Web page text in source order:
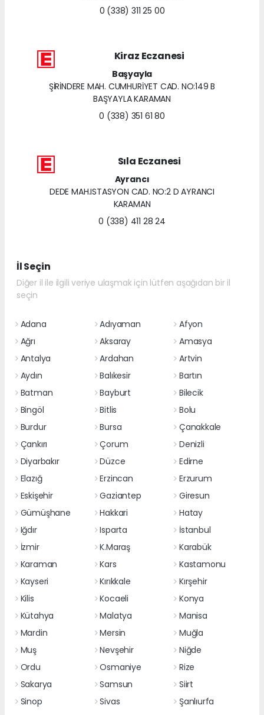
0 (338) 311 25 00
Kiraz Eczanesi
Başyayla
ŞİRİNDERE MAH. CUMHURİYET CAD. NO:149 B
BAŞYAYLA KARAMAN
0 (338) 351 61 80
Sıla Eczanesi
Ayrancı
DEDE MAH.ISTASYON CAD. NO:2 D AYRANCI
KARAMAN
0 (338) 411 28 24
İl Seçin
Diğer il ile ilgili veriye ulaşmak için lütfen aşağıdan bir il
seçin
Adana Adıyaman
Afyon
Ağrı
Aksaray
Amasya
Antalya
Ardahan
Artvin
Aydın
Balıkesir
Bartın
Batman
Bayburt
Bilecik
Bingöl
Bitlis
Bolu
Burdur
Bursa
Çanakkale
Çankırı
Çorum
Denizli
Diyarbakır
Düzce
Edirne
Elazığ
Erzincan
Erzurum
Eskişehir
Gaziantep
Giresun
Gümüşhane
Hakkari
Hatay
Iğdır
Isparta
İstanbul
İzmir
K.Maraş
Karabük
Karaman
Kars
Kastamonu
Kayseri
Kırıkkale
Kırşehir
Kilis
Kocaeli
Konya
Kütahya
Malatya
Manisa
Mardin
Mersin
Muğla
Muş
Nevşehir
Niğde
Ordu
Osmaniye
Rize
Sakarya
Samsun
Siirt
Sinop
Sivas
Şanlıurfa